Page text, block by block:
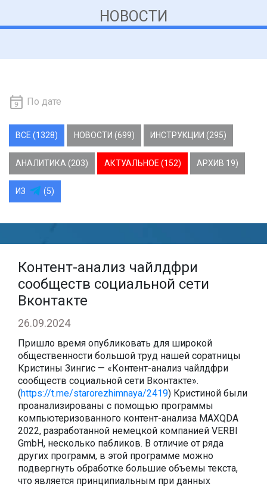
НОВОСТИ
По дате
ВСЕ (1328) НОВОСТИ (699) ИНСТРУКЦИИ (295)
АНАЛИТИКА (203) АКТУАЛЬНОЕ (152) АРХИВ 19)
ИЗ (5)
Контент-анализ чайлдфри
сообществ социальной сети
Вконтакте
26.09.2024
Пришло время опубликовать для широкой
общественности большой труд нашей соратницы
Кристины Зингис — «Контент-анализ чайлдфри
сообществ социальной сети Вконтакте».
(https://t.me/starorezhimnaya/2419) Кристиной были
проанализированы с помощью программы
компьютеризованного контент-анализа MAXQDA
2022, разработанной немецкой компанией VERBI
GmbH, несколько пабликов. В отличие от ряда
других программ, в этой программе можно
подвергнуть обработке большие объемы текста,
что является принципиальным при данных